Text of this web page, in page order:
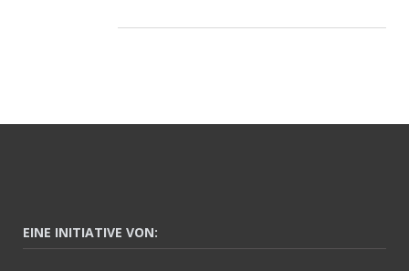
EINE INITIATIVE VON: